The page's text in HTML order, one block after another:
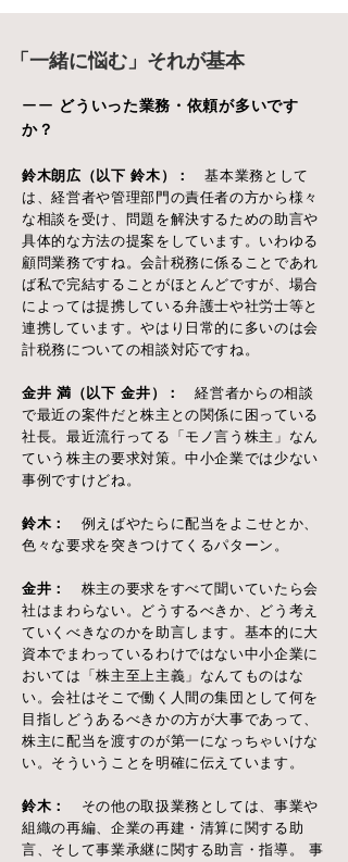
「一緒に悩む」それが基本
ーー どういった業務・依頼が多いです
か？
鈴木朗広（以下 鈴木）：基本業務として
は、経営者や管理部門の責任者の方から様々
な相談を受け、問題を解決するための助言や
具体的な方法の提案をしています。いわゆる
顧問業務ですね。会計税務に係ることであれ
ば私で完結することがほとんどですが、場合
によっては提携している弁護士や社労士等と
連携しています。やはり日常的に多いのは会
計税務についての相談対応ですね。
金井 満（以下 金井）：経営者からの相談
で最近の案件だと株主との関係に困っている
社長。最近流行ってる「モノ言う株主」なん
ていう株主の要求対策。中小企業では少ない
事例ですけどね。
鈴木： 例えばやたらに配当をよこせとか、
色々な要求を突きつけてくるパターン。
金井： 株主の要求をすべて聞いていたら会
社はまわらない。どうするべきか、どう考え
ていくべきなのかを助言します。基本的に大
資本でまわっているわけではない中小企業に
おいては「株主至上主義」なんてものはな
い。会社はそこで働く人間の集団として何を
目指しどうあるべきかの方が大事であって、
株主に配当を渡すのが第一になっちゃいけな
い。そういうことを明確に伝えています。
鈴木： その他の取扱業務としては、事業や
組織の再編、企業の再建・清算に関する助
言、そして事業承継に関する助言・指導。 事